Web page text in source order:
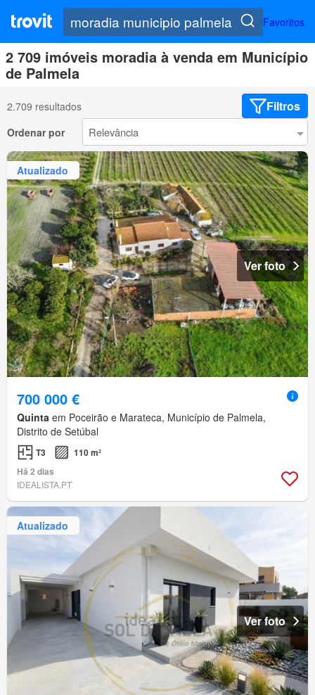
Favoritos
2 709 imóveis moradia à venda em Município
de Palmela
2.709 resultados Filtros
Ordenar por
Atualizado
Ver foto
700 000 €
Quinta em Poceirão e Marateca, Município de Palmela,
Distrito de Setúbal
T3
110 m²
Há 2 dias
IDEALISTA.PT
Atualizado
Ver foto